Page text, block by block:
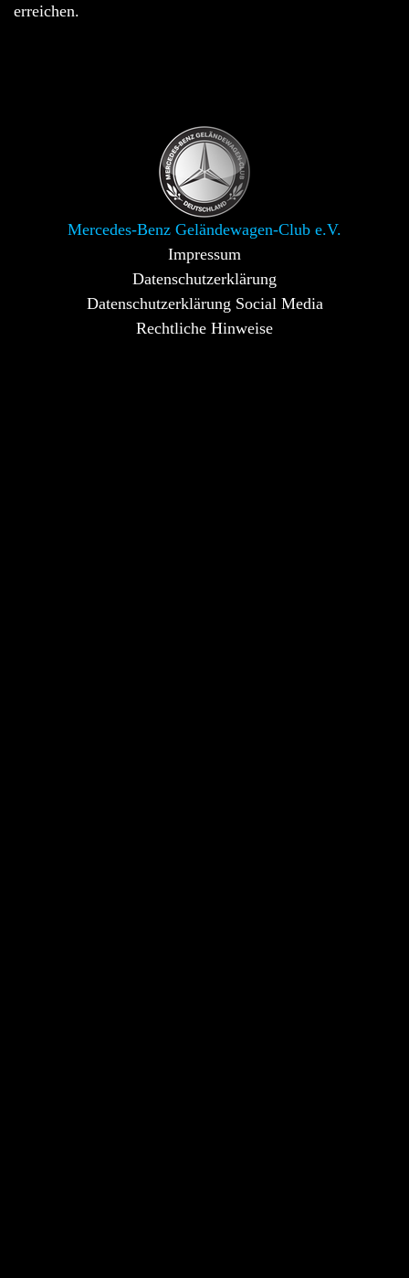
erreichen.
Mercedes-Benz Geländewagen-Club e.V.
Impressum
Datenschutzerklärung
Datenschutzerklärung Social Media
Rechtliche Hinweise